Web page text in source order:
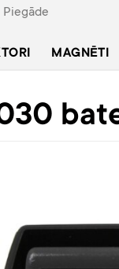
Piegāde
MAGNĒTI